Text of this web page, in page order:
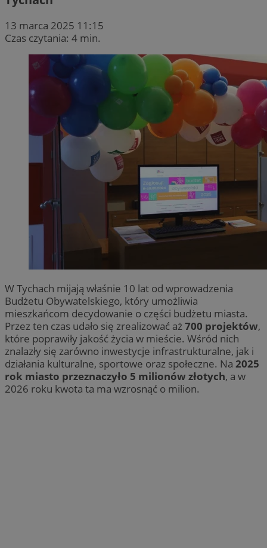
13 marca 2025 11:15
Czas czytania: 4 min.
W Tychach mijają właśnie 10 lat od wprowadzenia
Budżetu Obywatelskiego, który umożliwia
mieszkańcom decydowanie o części budżetu miasta.
Przez ten czas udało się zrealizować aż700 projektów,
które poprawiły jakość życia w mieście. Wśród nich
znalazły się zarówno inwestycje infrastrukturalne, jak i
działania kulturalne, sportowe oraz społeczne. Na 2025
rok miasto przeznaczyło 5 milionów złotych, a w
2026 roku kwota ta ma wzrosnąć o milion.